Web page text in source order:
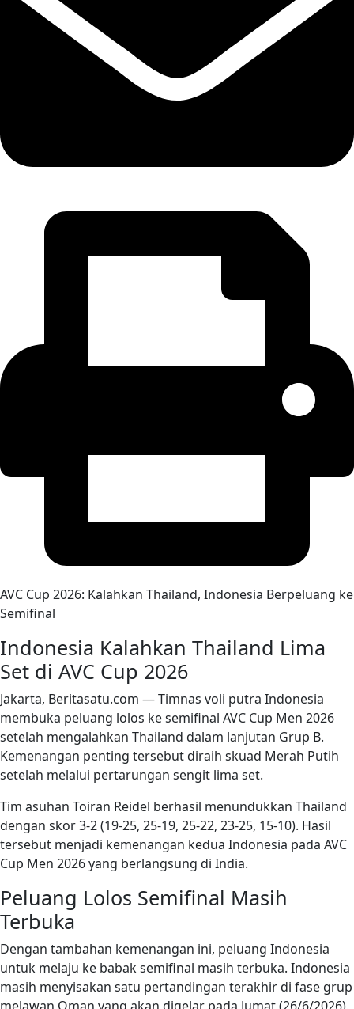
AVC Cup 2026: Kalahkan Thailand, Indonesia Berpeluang ke
Semifinal
Indonesia Kalahkan Thailand Lima
Set di AVC Cup 2026
Jakarta, Beritasatu.com — Timnas voli putra Indonesia
membuka peluang lolos ke semifinal AVC Cup Men 2026
setelah mengalahkan Thailand dalam lanjutan Grup B.
Kemenangan penting tersebut diraih skuad Merah Putih
setelah melalui pertarungan sengit lima set.
Tim asuhan Toiran Reidel berhasil menundukkan Thailand
dengan skor 3-2 (19-25, 25-19, 25-22, 23-25, 15-10). Hasil
tersebut menjadi kemenangan kedua Indonesia pada AVC
Cup Men 2026 yang berlangsung di India.
Peluang Lolos Semifinal Masih
Terbuka
Dengan tambahan kemenangan ini, peluang Indonesia
untuk melaju ke babak semifinal masih terbuka. Indonesia
masih menyisakan satu pertandingan terakhir di fase grup